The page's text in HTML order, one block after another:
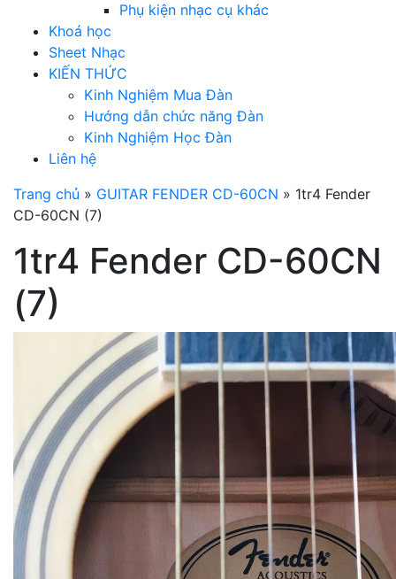
Phụ kiện nhạc cụ khác
Khoá học
Sheet Nhạc
KIẾN THỨC
Kinh Nghiệm Mua Đàn
Hướng dẫn chức năng Đàn
Kinh Nghiệm Học Đàn
Liên hệ
Trang chủ » GUITAR FENDER CD-60CN » 1tr4 Fender
CD-60CN (7)
1tr4 Fender CD-60CN
(7)